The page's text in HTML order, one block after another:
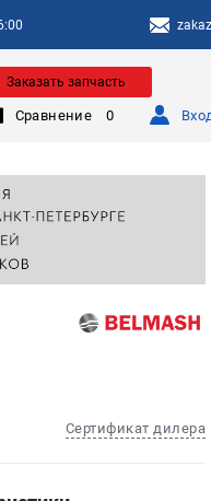
Заказать запчасть
Сравнение 0
Сертификат дилера